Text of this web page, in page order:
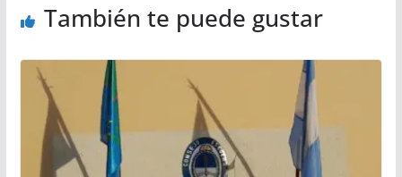
También te puede gustar